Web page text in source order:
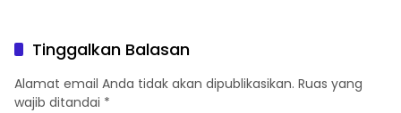
Tinggalkan Balasan
Alamat email Anda tidak akan dipublikasikan. Ruas yang
wajib ditandai *